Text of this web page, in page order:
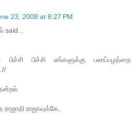
23, 2008 at 8:27 PM
said...
பிச்சி எங்களுக்கு பலாப்பழத்தை
ராஜாவுக்கே,